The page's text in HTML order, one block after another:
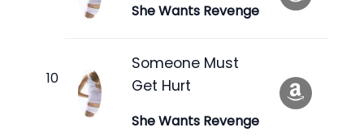
She Wants Revenge
Someone Must
Get Hurt
She Wants Revenge